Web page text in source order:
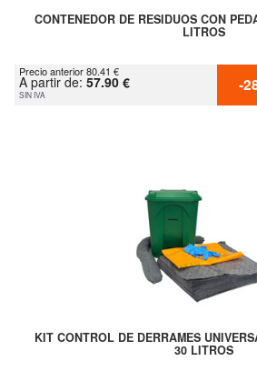
CONTENEDOR DE RESIDUOS CON
LITROS
Precio anterior 80.41 €
A partir de: 57.90 €
SIN IVA -
KIT CONTROL DE DERRAMES
30 LITROS